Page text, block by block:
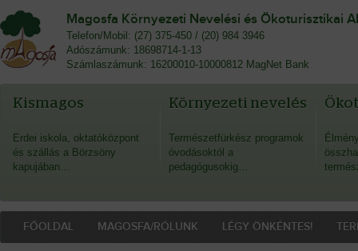
Magosfa Környezeti Nevelési és Ökoturisztikai
Telefon/Mobil: (27) 375-450 / (20) 984 3946
Adószámunk: 18698714-1-13
Számlaszámunk: 16200010-10000812 MagNet Bank
Kismagos
Erdei iskola, oktatóközpont
és szállás a Börzsöny
kapujában…
Környezeti nevelés
Természetfürkész programok
óvodásoktól a
pedagógusokig…
FŐOLDAL MAGOSFA/RÓLUNK LÉGY ÖNKÉNTES!